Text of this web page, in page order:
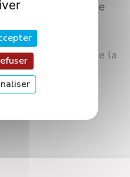
dédiée
à Dijon
Bourgogne
troisième édition de la